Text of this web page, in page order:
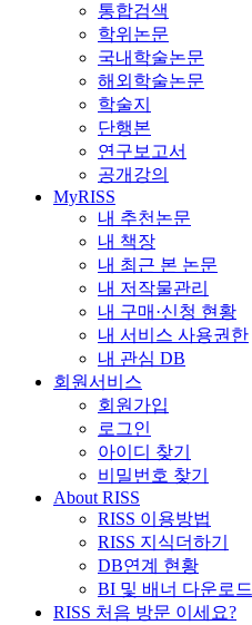
통합검색
학위논문
국내학술논문
해외학술논문
학술지
단행본
연구보고서
공개강의
MyRISS
내 추천논문
내 책장
내 최근 본 논문
내 저작물관리
내 구매·신청 현황
내 서비스 사용권한
내 관심 DB
회원서비스
회원가입
로그인
아이디 찾기
비밀번호 찾기
About RISS
RISS 이용방법
RISS 지식더하기
DB연계 현황
BI 및 배너 다운로드
RISS 처음 방문 이세요?